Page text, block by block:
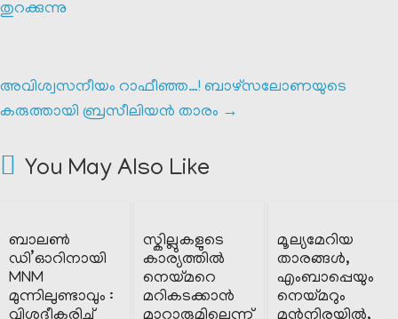
തുറക്കുന്നു
അവിശ്വസനീയം റാഫീഞ്ഞ…! ബാഴ്‌സലോണയുടെ
കരുത്തായി ബ്രസീലിയൻ താരം →
You May Also Like
ബാലൺ
ഡി’ഓറിനായി
MNM
മുന്നിലുണ്ടാവും :
സ്കില്ലുകളുടെ
കാര്യത്തിൽ
നെയ്മറെ
മറികടക്കാൻ
മൂല്യമേറിയ
താരങ്ങൾ,
എംബാപ്പെയും
നെയ്മറും